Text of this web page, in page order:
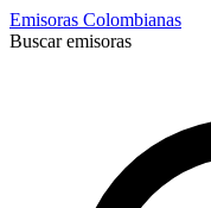
Emisoras Colombianas
Buscar emisoras